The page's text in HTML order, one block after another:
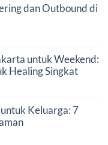
dan Outbound di
untuk Weekend:
Healing Singkat
Keluarga: 7